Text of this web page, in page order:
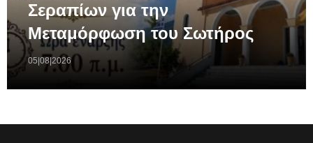
Σεραπίων για την
Μεταμόρφωση του Σωτήρος
05|08|2026